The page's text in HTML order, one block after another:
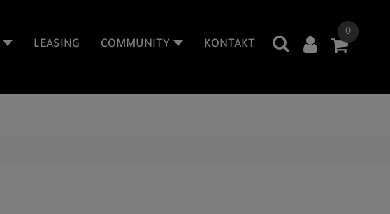
0
LEASING COMMUNITY KONTAKT